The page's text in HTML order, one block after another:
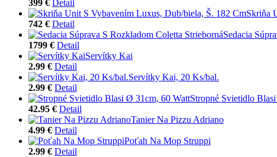
399 € Detail
Skriňa
742 € Detail
Sedacia
1799 € Detail
Servítky Kai
2.99 € Detail
Servítky Kai, 20 Ks/bal.
2.99 € Detail
Stropné Svietidlo
42.95 € Detail
Tanier Na Pizzu Adriano
4.99 € Detail
Poťah Na Mop Struppi
2.99 € Detail